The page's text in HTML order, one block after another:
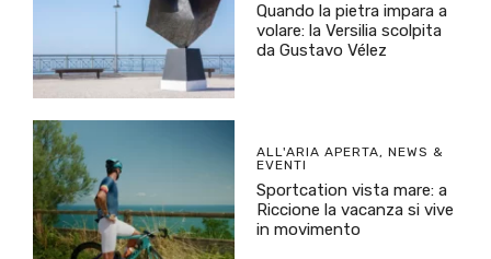
Quando la pietra impara a
volare: la Versilia scolpita
da Gustavo Vélez
ALL'ARIA APERTA, NEWS &
EVENTI
Sportcation vista mare: a
Riccione la vacanza si vive
in movimento